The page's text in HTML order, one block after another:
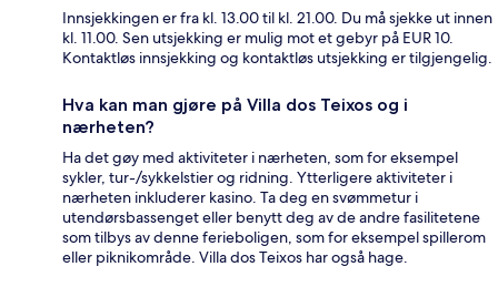
Innsjekkingen er fra kl. 13.00 til kl. 21.00. Du må sjekke ut innen
kl. 11.00. Sen utsjekking er mulig mot et gebyr på EUR 10.
Kontaktløs innsjekking og kontaktløs utsjekking er tilgjengelig.
Hva kan man gjøre på Villa dos Teixos og i
nærheten?
Ha det gøy med aktiviteter i nærheten, som for eksempel
sykler, tur-/sykkelstier og ridning. Ytterligere aktiviteter i
nærheten inkluderer kasino. Ta deg en svømmetur i
utendørsbassenget eller benytt deg av de andre fasilitetene
som tilbys av denne ferieboligen, som for eksempel spillerom
eller piknikområde. Villa dos Teixos har også hage.